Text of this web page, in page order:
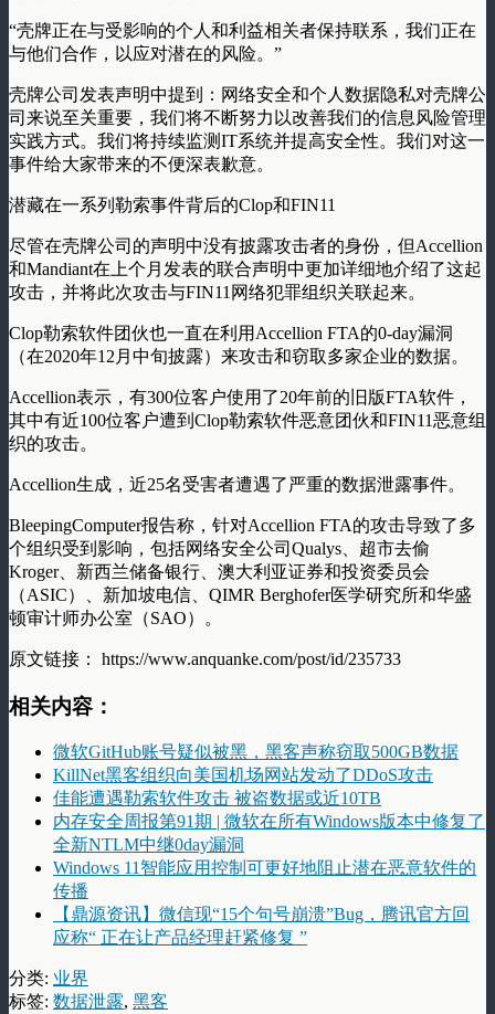
“壳牌正在与受影响的个人和利益相关者保持联系，我们正在
与他们合作，以应对潜在的风险。”
壳牌公司发表声明中提到：网络安全和个人数据隐私对壳牌公
司来说至关重要，我们将不断努力以改善我们的信息风险管理
实践方式。我们将持续监测IT系统并提高安全性。我们对这一
事件给大家带来的不便深表歉意。
潜藏在一系列勒索事件背后的Clop和FIN11
尽管在壳牌公司的声明中没有披露攻击者的身份，但Accellion
和Mandiant在上个月发表的联合声明中更加详细地介绍了这起
攻击，并将此次攻击与FIN11网络犯罪组织关联起来。
Clop勒索软件团伙也一直在利用Accellion FTA的0-day漏洞
（在2020年12月中旬披露）来攻击和窃取多家企业的数据。
Accellion表示，有300位客户使用了20年前的旧版FTA软件，
其中有近100位客户遭到Clop勒索软件恶意团伙和FIN11恶意组
织的攻击。
Accellion生成，近25名受害者遭遇了严重的数据泄露事件。
BleepingComputer报告称，针对Accellion FTA的攻击导致了多
个组织受到影响，包括网络安全公司Qualys、超市去偷
Kroger、新西兰储备银行、澳大利亚证券和投资委员会
（ASIC）、新加坡电信、QIMR Berghofer医学研究所和华盛
顿审计师办公室（SAO）。
原文链接： https://www.anquanke.com/post/id/235733
相关内容：
微软GitHub账号疑似被黑，黑客声称窃取500GB数据
KillNet黑客组织向美国机场网站发动了DDoS攻击
佳能遭遇勒索软件攻击 被盗数据或近10TB
内存安全周报第91期 | 微软在所有Windows版本中修复了
全新NTLM中继0day漏洞
Windows 11智能应用控制可更好地阻止潜在恶意软件的
传播
【鼎源资讯】微信现“15个句号崩溃”Bug，腾讯官方回
应称“ 正在让产品经理赶紧修复 ”
分类: 业界
标签: 数据泄露, 黑客